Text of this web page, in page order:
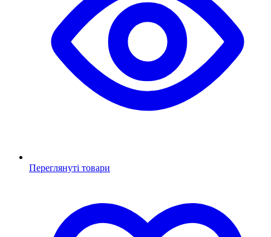
Переглянуті товари